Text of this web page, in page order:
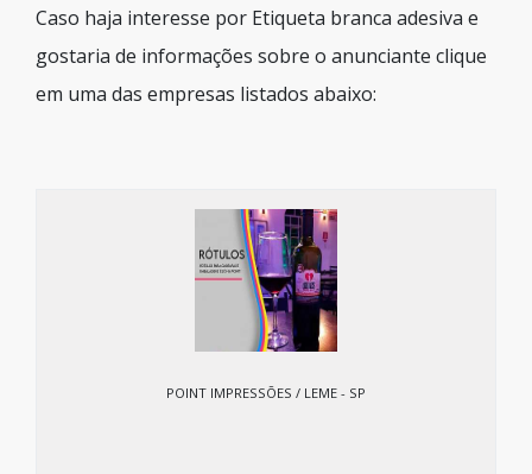
Caso haja interesse por Etiqueta branca adesiva e
gostaria de informações sobre o anunciante clique
em uma das empresas listados abaixo:
POINT IMPRESSÕES / LEME - SP